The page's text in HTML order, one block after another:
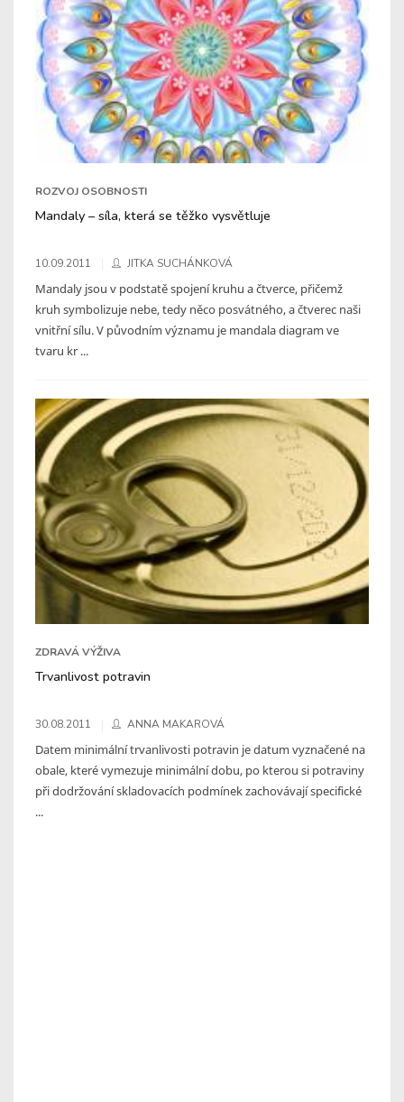
ROZVOJ OSOBNOSTI
Mandaly – síla, která se těžko vysvětluje
10.09.2011 JITKA SUCHÁNKOVÁ
Mandaly jsou v podstatě spojení kruhu a čtverce, přičemž
kruh symbolizuje nebe, tedy něco posvátného, a čtverec naši
vnitřní sílu. V původním významu je mandala diagram ve
tvaru kr ...
ZDRAVÁ VÝŽIVA
Trvanlivost potravin
30.08.2011 ANNA MAKAROVÁ
Datem minimální trvanlivosti potravin je datum vyznačené na
obale, které vymezuje minimální dobu, po kterou si potraviny
při dodržování skladovacích podmínek zachovávají specifické
...